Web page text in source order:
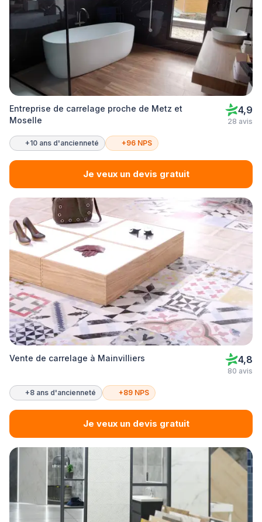
Entreprise de carrelage proche de Metz et
Moselle
4,9
28 avis
+10 ans d'ancienneté +96 NPS
Je veux un devis gratuit
Vente de carrelage à Mainvilliers 4,8
80 avis
+8 ans d'ancienneté +89 NPS
Je veux un devis gratuit